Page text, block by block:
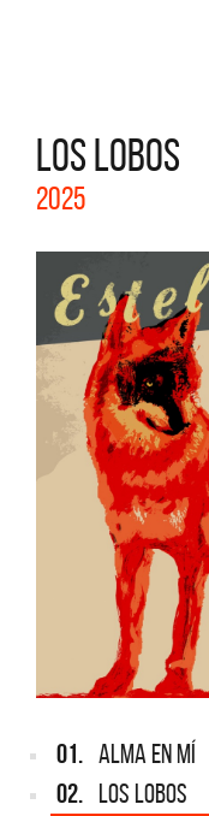
LOS LOBOS
2025
01. ALMA EN MÍ
02. LOS LOBOS